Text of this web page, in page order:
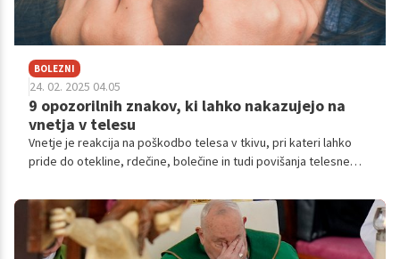
BOLEZNI
24. 02. 2025 04.05
9 opozorilnih znakov, ki lahko nakazujejo na
vnetja v telesu
Vnetje je reakcija na poškodbo telesa v tkivu, pri kateri lahko
pride do otekline, rdečine, bolečine in tudi povišanja telesne
v telesu?